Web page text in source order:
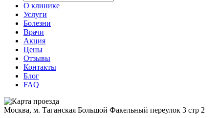
О клинике
Услуги
Болезни
Врачи
Акция
Цены
Отзывы
Контакты
Блог
FAQ
Москва, м. Таганская Большой Факельный переулок 3 стр 2